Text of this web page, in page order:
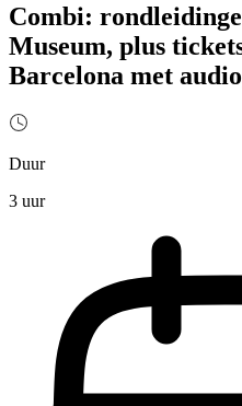
Combi:
Museum, plus
Barcelona met
Duur
3 uur